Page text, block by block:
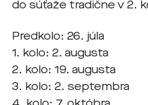
do súťaže tradične v 2.
Predkolo: 26. júla
1. kolo: 2. augusta
2. kolo: 19. augusta
3. kolo: 2. septembra